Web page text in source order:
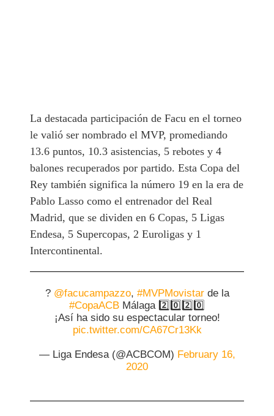
La destacada participación de Facu en el torneo
le valió ser nombrado el MVP, promediando
13.6 puntos, 10.3 asistencias, 5 rebotes y 4
balones recuperados por partido. Esta Copa del
Rey también significa la número 19 en la era de
Pablo Lasso como el entrenador del Real
Madrid, que se dividen en 6 Copas, 5 Ligas
Endesa, 5 Supercopas, 2 Euroligas y 1
Intercontinental.
? @facucampazzo, #MVPMovistarde la
#CopaACB Málaga 2️⃣0️⃣2️⃣0️⃣
¡Así ha sido su espectacular torneo!
pic.twitter.com/CA67Cr13Kk
— Liga Endesa (@ACBCOM) February 16,
2020